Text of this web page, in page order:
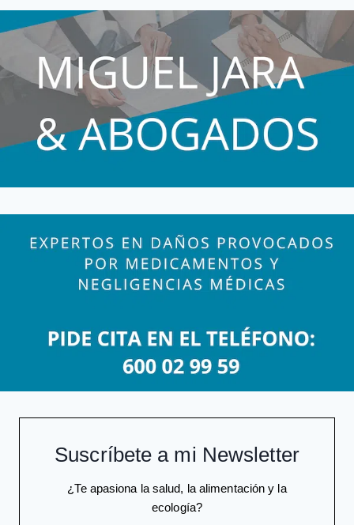
PRODUCTOS
Suscríbete a mi Newsletter
¿Te apasiona la salud, la alimentación y la
ecología?